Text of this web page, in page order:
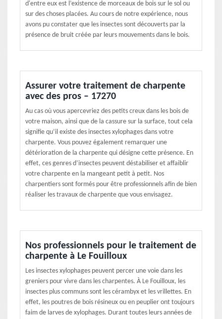
d'entre eux est l’existence de morceaux de bois sur le sol ou
sur des choses placées. Au cours de notre expérience, nous
avons pu constater que les insectes sont découverts par la
présence de bruit créée par leurs mouvements dans le bois.
Assurer votre traitement de charpente
avec des pros – 17270
Au cas où vous apercevriez des petits creux dans les bois de
votre maison, ainsi que de la cassure sur la surface, tout cela
signifie qu’il existe des insectes xylophages dans votre
charpente. Vous pouvez également remarquer une
détérioration de la charpente qui désigne cette présence. En
effet, ces genres d’insectes peuvent déstabiliser et affaiblir
votre charpente en la mangeant petit à petit. Nos
charpentiers sont formés pour être professionnels afin de bien
réaliser les travaux de charpente que vous envisagez.
Nos professionnels pour le traitement de
charpente à Le Fouilloux
Les insectes xylophages peuvent percer une voie dans les
greniers pour vivre dans les charpentes. À Le Fouilloux, les
insectes plus communs sont les cérambyx et les vrillettes. En
effet, les poutres de bois résineux ou en peuplier ont toujours
faim de larves de xylophages. Durant toutes leurs années de